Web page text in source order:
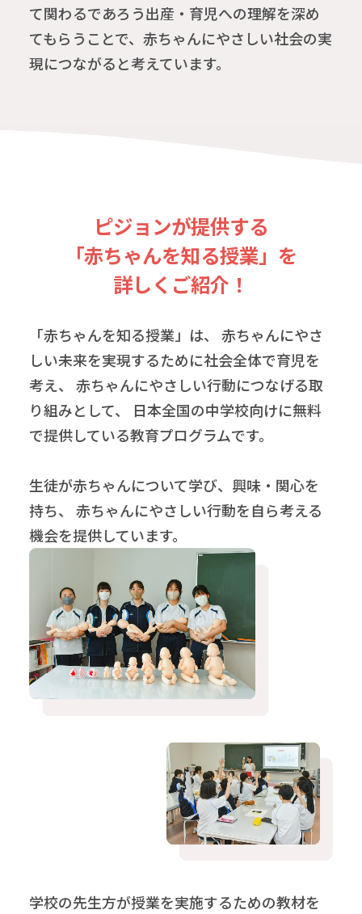
て関わるであろう出産・育児への理解を深め
てもらうことで、赤ちゃんにやさしい社会の実
現につながると考えています。
ピジョンが提供する
「赤ちゃんを知る授業」を
詳しくご紹介！
「赤ちゃんを知る授業」は、
赤ちゃんにやさ
しい未来を実現するために社会全体で育児を
考え、
赤ちゃんにやさしい行動につなげる取
り組みとして、
日本全国の中学校向けに無料
で提供している教育プログラムです。
生徒が赤ちゃんについて学び、興味・関心を
持ち、
赤ちゃんにやさしい行動を自ら考える
機会を提供しています。
学校の先生方が授業を実施するための教材を